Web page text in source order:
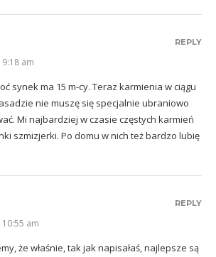
am
synek ma 15 m-cy. Teraz karmienia w ciągu
nie muszę się specjalnie ubraniowo
Mi najbardziej w czasie częstych karmień
szmizjerki. Po domu w nich też bardzo lubię
REPLY
am
że właśnie, tak jak napisałaś, najlepsze są
REPLY